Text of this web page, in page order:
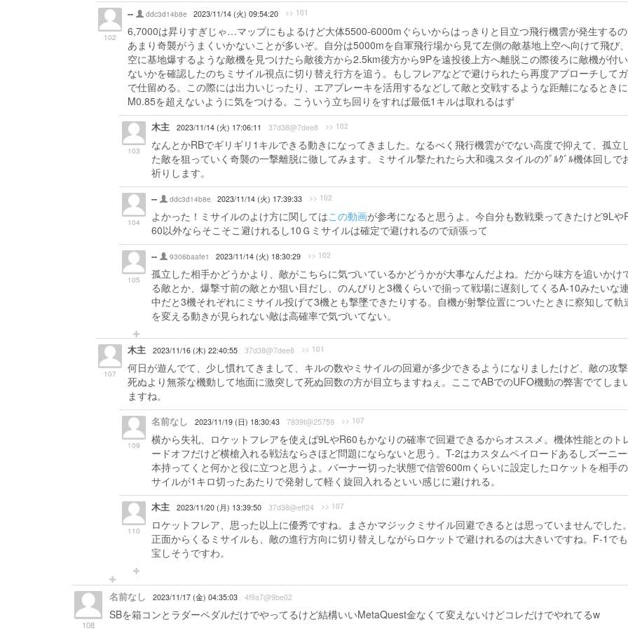
102
-- ddc3d14b8e 2023/11/14 (火) 09:54:20 >> 101
6,7000は昇りすぎじゃ…マップにもよるけど大体5500-6000mぐらいからはっきりと目立つ飛行機雲が発生する
あまり奇襲がうまくいかないことが多いぞ。自分は5000mを自軍飛行場から見て左側の敵基地上空へ向けて飛び
空に基地爆するような敵機を見つけたら敵後方から2.5km後方から9Pを遠投後上方へ離脱この際後ろに敵機が付
ないかを確認したのちミサイル視点に切り替え行方を追う。もしフレアなどで避けられたら再度アプローチして
で仕留める。この際には出力いじったり、エアブレーキを活用するなどして敵と交戦するような距離になるとき
M0.85を超えないように気をつける。こういう立ち回りをすれば最低1キルは取れるはず
103
木主 2023/11/14 (火) 17:06:11 37d38@7dee8 >> 102
なんとかRBでギリギリ1キルできる動きになってきました。なるべく飛行機雲がでない高度で抑えて、孤立
た敵を狙っていく奇襲の一撃離脱に徹してみます。ミサイル撃たれたら大和魂スタイルのｸﾞﾙｸﾞﾙ機体回しで
祈りします。
104
-- ddc3d14b8e 2023/11/14 (火) 17:39:33 >> 102
よかった！ミサイルのよけ方に関してはこの動画が参考になると思うよ。今自分も数戦乗ってきたけど9Lや
60以外ならそこそこ避けれるし10Ｇミサイルは確定で避けれるので頑張って
105
-- 9306baafe1 2023/11/14 (火) 18:30:29 >> 102
孤立した相手かどうかより、敵がこちらに気づいているかどうかが大事なんだよね。だから味方を追いかけ
る敵とか、爆撃寸前の敵とか狙い目だし、のんびりと3機くらいで揃って戦場に遅刻してくるA-10みたいな連
中だと3機それぞれにミサイル投げて3機とも撃墜できたりする。自機が射撃位置についたときに察知して軌
を変える動きが見られない敵は高確率で気づいてない。
107
木主 2023/11/16 (木) 22:40:55 37d38@7dee8 >> 101
何日が遊んでて、少し慣れてきまして、キルの数やミサイルの回避が多少できるようになりましたけど、敵の攻
死ぬより無茶な機動して地面に激突して死ぬ回数の方が目立ちますねぇ。ここでABでのUFO機動の弊害でてしま
ますね。
109
名前なし 2023/11/19 (日) 18:30:43 7839f@25759 >> 107
横から失礼、ロケットフレアを使えば9LやR60もかなりの確率で回避できるからオススメ。機体性能とのト
ードオフだけど横槍入れる戦法ならさほど問題にならないと思う。T-2はカスタムペイロードあるしズーニ
本持ってくと何かと役に立つと思うよ。バーナー切った状態で信管600mくらいに設定したロケットを相手の
サイルが1キロ切ったあたりで発射して軽く旋回入れるといい感じに避けれる。
110
木主 2023/11/20 (月) 13:39:50 37d38@eff24 >> 107
ロケットフレア、思った以上に優秀ですね。まさかマジックミサイル回避できるとは思っていませんでした。
正面からくるミサイルも、敵の進行方向に切り替えしながらロケットで避けれるのは大きいですね。F-1で
宝しそうですわ。
108
名前なし 2023/11/17 (金) 04:35:03 4f9a7@9be02
SBを箱コンとラダーペダルだけでやってるけど結構いいMetaQuest金なくて変えないけどコレだけでやれてるw